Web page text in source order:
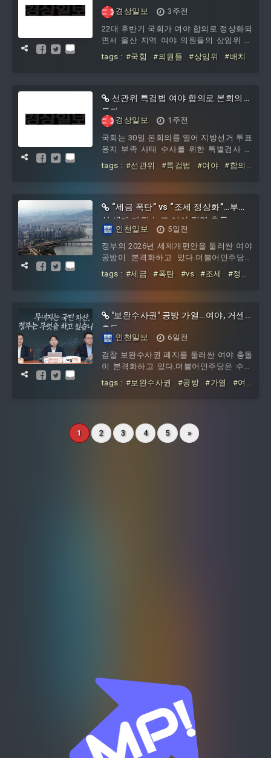
하는 ‘지역연계형 늘봄 모델학교’ 사례에
착안해 돌봄 안전망을 전국으로 확대하는
법률안을 마련했다. 법률안 주요 내용은
△농산촌 소규모 학교와 지역 돌봄기관 간
공동 운영 협약 체결과 예산 지원
경상일보
3주전
22대 후반기 국회가 여야 합의로 정상화되
면서 울산 지역 여야 의원들의 상임위 배
치도 사실상 9부 능선에 도달한 것으로 나
타났다. 22일 여야 원내 지도부에 따르면
노동위원회에 배정됐다. 진보당 윤종오 의
원은 전반기에 이어 후반기에도 국토교통
위원회에서 활동하게 됐다. 국민의힘에서
위원회를 희망해 그대로 배치된 것으로 파
악된다. 박성민 의원은 전반기 산업통상자
원중소벤처기업위
tags : #국힘 #의원들 #상임위 #배치
선관위 특검법 여야 합의로 본회의
통과
경상일보
1주전
국회는 30일 본회의를 열어 지방선거 투표
용지 부족 사태 수사를 위한 특별검사 법
안을 여야 합의로 통과시켰다. 특히 특별
검사는 국민추천위원회를 통해 임명하도
보를 추천받은 뒤 이 중 2명을 여야 합의로
대통령에게 추천한다. 대통령은 2명 중 1
명을 특검으로 임명한다. 이날 본회의에서
처리된 법안은 ‘제9회 전국동시지방선거
투표용지 부족 사태 등 국민참정권 침해
의혹 진상규명을 위한 특별검사의 임명 등
에 관한 법률안’으로 재석 의원 228명 중
tags : #선관위 #특검법 #여야
#합의
“세금 폭탄” vs “조세 정상화”…부동
산 세제 개편 놓고 여야 정면 충돌
인천일보
5일전
정부의 2026년 세제개편안을 둘러싼 여야
공방이 본격화하고 있다.더불어민주당은
“성장과 민생을 위한 조세 정상화”라고 방
어했지만, 국민의힘과 개혁신당은 “세금
tags : #세금 #폭탄 #vs #조세
#정상
'보완수사권' 공방 가열…여야, 거센
충돌
인천일보
6일전
검찰 보완수사권 폐지를 둘러싼 여야 충돌
이 본격화하고 있다.더불어민주당은 수사
와 기소 분리를 위한 검찰개혁 후속 조치
라고 강조하는 반면, 국민의힘과 개혁신당
행사를 요구하고 있다.
tags : #보완수사권 #공방 #가열
#여
1 2 3 4 5 »